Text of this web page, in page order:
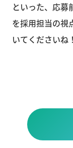
といった、応募
を採用担当の視
いてくださいね！